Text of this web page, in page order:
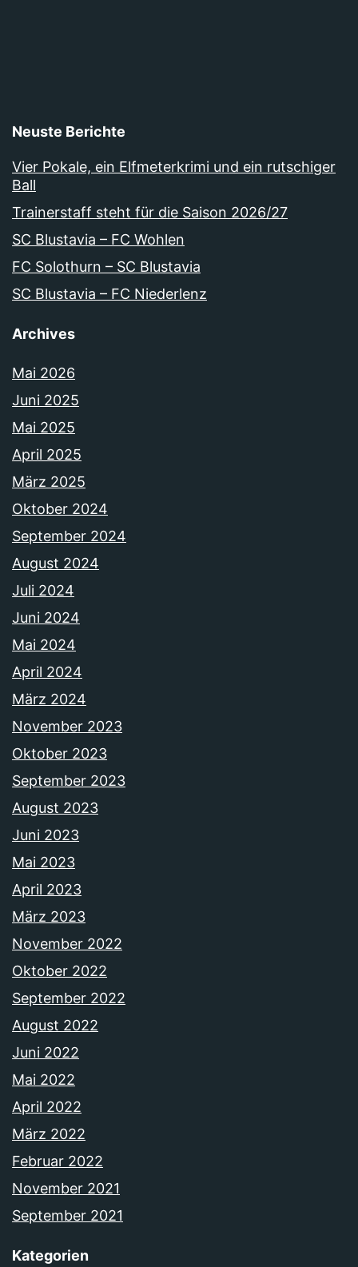
Neuste Berichte
Vier Pokale, ein Elfmeterkrimi und ein rutschiger
Ball
Trainerstaff steht für die Saison 2026/27
SC Blustavia – FC Wohlen
FC Solothurn – SC Blustavia
SC Blustavia – FC Niederlenz
Archives
Mai 2026
Juni 2025
Mai 2025
April 2025
März 2025
Oktober 2024
September 2024
August 2024
Juli 2024
Juni 2024
Mai 2024
April 2024
März 2024
November 2023
Oktober 2023
September 2023
August 2023
Juni 2023
Mai 2023
April 2023
März 2023
November 2022
Oktober 2022
September 2022
August 2022
Juni 2022
Mai 2022
April 2022
März 2022
Februar 2022
November 2021
September 2021
Kategorien